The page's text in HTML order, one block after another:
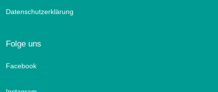
Datenschutzerklärung
Folge uns
Facebook